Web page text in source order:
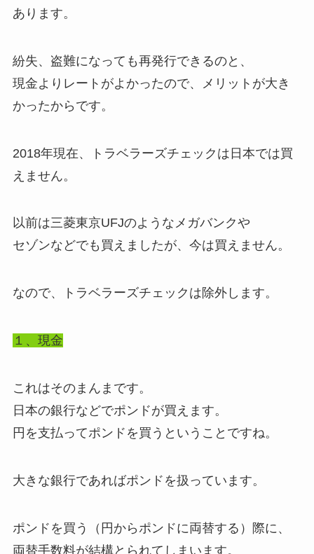
あります。
紛失、盗難になっても再発行できるのと、
現金よりレートがよかったので、メリットが大き
かったからです。
2018年現在、トラベラーズチェックは日本では買
えません。
以前は三菱東京UFJのようなメガバンクや
セゾンなどでも買えましたが、今は買えません。
なので、トラベラーズチェックは除外します。
１、現金
これはそのまんまです。
日本の銀行などでポンドが買えます。
円を支払ってポンドを買うということですね。
大きな銀行であればポンドを扱っています。
ポンドを買う（円からポンドに両替する）際に、
両替手数料が結構とられてしまいます。